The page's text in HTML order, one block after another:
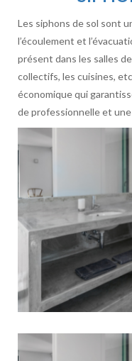
Les siphons de sol sont
l’écoulement et
présent dans les salles
collectifs, les cuisines,
économique qui
de professionnelle et